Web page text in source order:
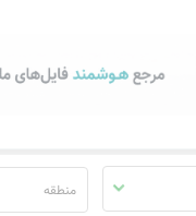
فروش،
منطقه